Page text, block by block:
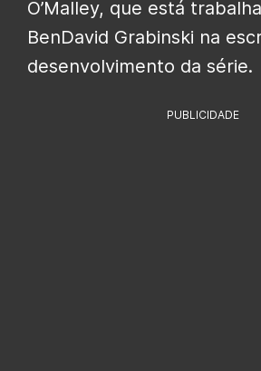
O’Malley, que está
BenDavid Grabinski na
desenvolvimento da série.
PUBLICIDADE